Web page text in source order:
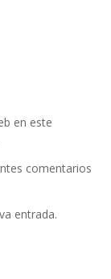
en este
comentarios
entrada.